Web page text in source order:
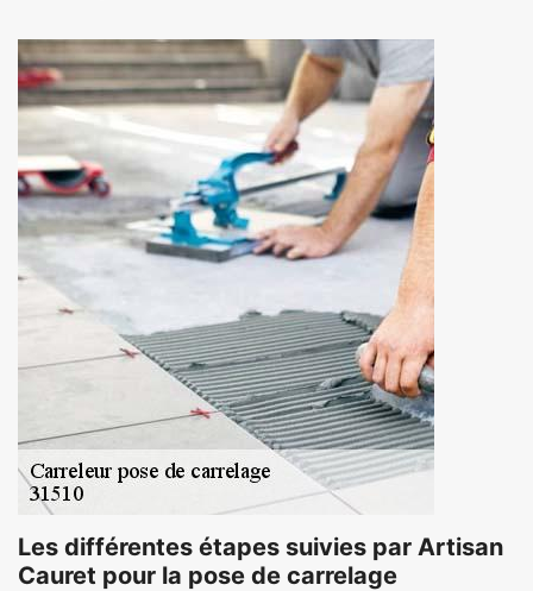
Les différentes étapes suivies par Artisan
Cauret pour la pose de carrelage